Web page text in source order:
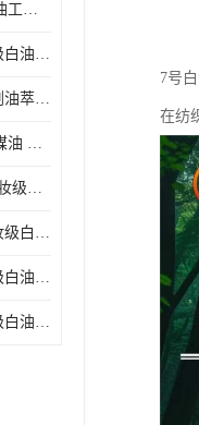
北京东城供应D40溶剂油工业金属清洗
北京东城供应5号化妆级白油钻井液润滑剂
北京东城供应260号溶剂油萃取溶剂油金属萃取剂
北京东城供应RP3航空煤油 高含量国标工业级航空煤油燃料油 无色透明
北京石景山供应10号化妆级白油高精密机械润滑油
北京石景山供应5号化妆级白油缝纫机油 设备润滑油
北京丰台供应5号化妆级白油纤维与织物柔软光亮
北京朝阳供应5号化妆级白油纺织时的润滑剂
7号
在纺